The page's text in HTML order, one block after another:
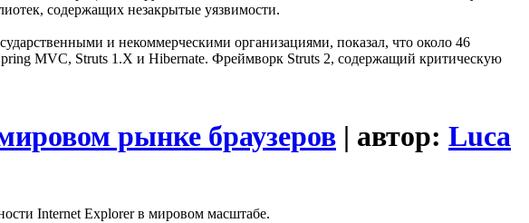
содержащих незакрытые уязвимости.
и некоммерческими организациями, показал, что около 46
MVC, Struts 1.X и Hibernate. Фреймворк Struts 2, содержащий критическую
рынке браузеров | автор: Luca
Internet Explorer в мировом масштабе.